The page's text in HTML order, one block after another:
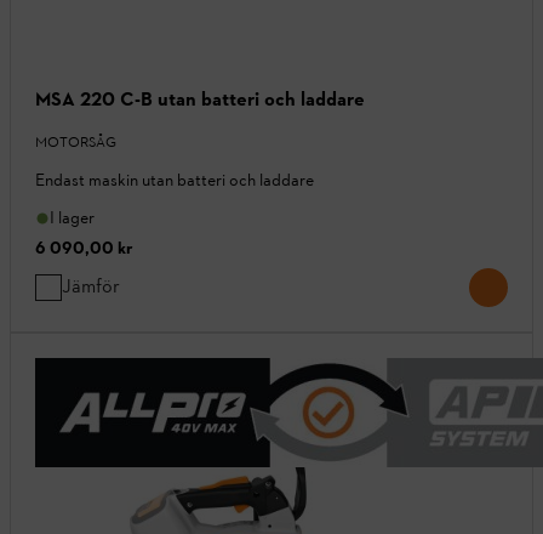
MSA 220 C-B utan batteri och laddare
MOTORSÅG
Endast maskin utan batteri och laddare
I lager
6 090,00 kr
Jämför